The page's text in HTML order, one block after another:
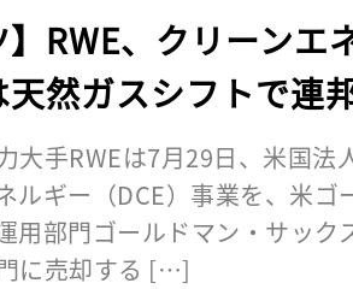
】RWE、クリーン
然ガスシフトで連
大手RWEは7月29日、米国法
ルギー（DCE）事業を、米
用部門ゴールドマン・サック
に売却する […]